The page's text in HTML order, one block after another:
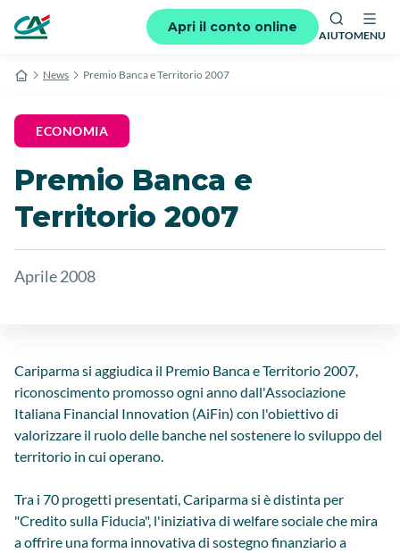
Apri il conto online
AIUTOMENU
News Premio Banca e Territorio 2007
ECONOMIA
Premio Banca e
Territorio 2007
Aprile 2008
Cariparma si aggiudica il Premio Banca e Territorio 2007,
riconoscimento promosso ogni anno dall'Associazione
Italiana Financial Innovation (AiFin) con l'obiettivo di
valorizzare il ruolo delle banche nel sostenere lo sviluppo del
territorio in cui operano.
Tra i 70 progetti presentati, Cariparma si è distinta per
"Credito sulla Fiducia", l'iniziativa di welfare sociale che mira
a offrire una forma innovativa di sostegno finanziario a